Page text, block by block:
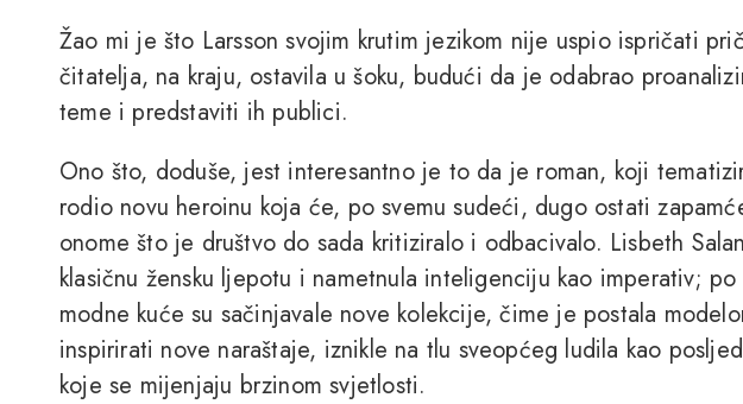
Žao mi je što Larsson svojim krutim jezikom nije uspio ispričati
čitatelja, na kraju, ostavila u šoku, budući da je odabrao
teme i predstaviti ih publici.
Ono što, doduše, jest interesantno je to da je roman, koji
rodio novu heroinu koja će, po svemu sudeći, dugo ostati
onome što je društvo do sada kritiziralo i odbacivalo. Lisbeth
klasičnu žensku ljepotu i nametnula inteligenciju kao imperativ;
modne kuće su sačinjavale nove kolekcije, čime je postala
inspirirati nove naraštaje, iznikle na tlu sveopćeg ludila kao
koje se mijenjaju brzinom svjetlosti.